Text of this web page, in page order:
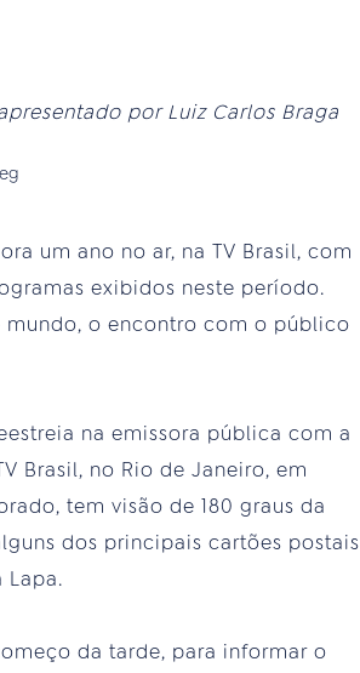
por Luiz Carlos Braga
um ano no ar, na TV Brasil, com
exibidos neste período.
o encontro com o público
na emissora pública com a
Brasil, no Rio de Janeiro, em
tem visão de 180 graus da
dos principais cartões postais
Lapa.
da tarde, para informar o